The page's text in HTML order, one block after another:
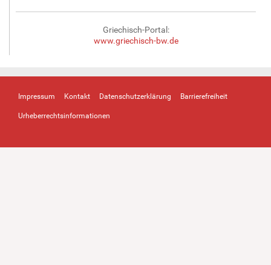
Griechisch-Portal:
www.griechisch-bw.de
Impressum Kontakt Datenschutzerklärung Barrierefreiheit
Urheberrechtsinformationen